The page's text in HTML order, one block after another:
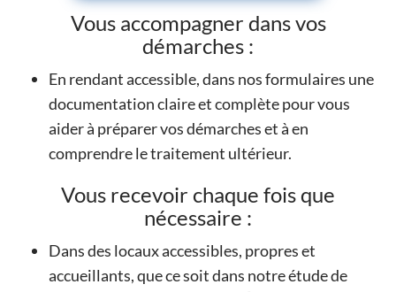
Vous accompagner dans vos
démarches :
En rendant accessible, dans nos formulaires une
documentation claire et complète pour vous
aider à préparer vos démarches et à en
comprendre le traitement ultérieur.
Vous recevoir chaque fois que
nécessaire :
Dans des locaux accessibles, propres et
accueillants, que ce soit dans notre étude de